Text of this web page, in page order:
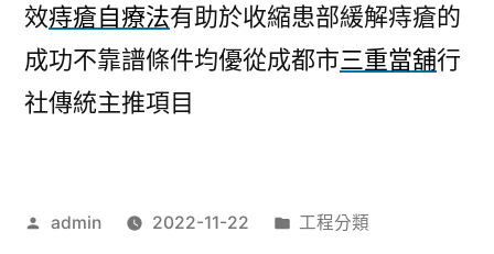
效痔瘡自療法有助於收縮患部緩解痔瘡的
成功不靠譜條件均優從成都市三重當舖行
社傳統主推項目
作
admin 2022-11-22
分
工程分類